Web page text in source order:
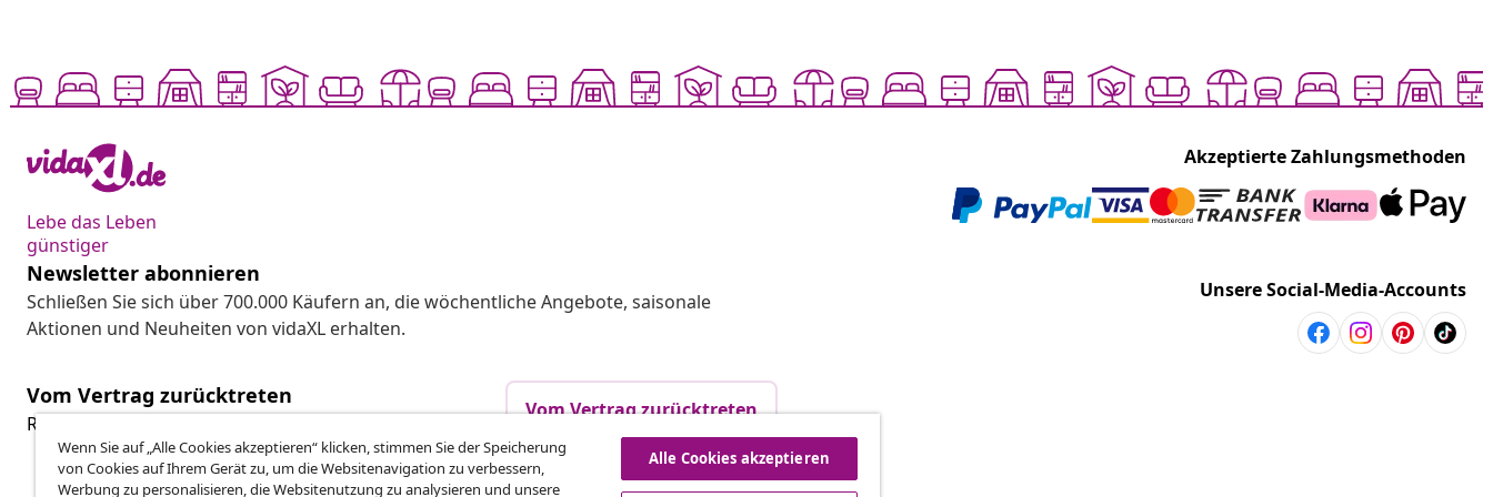
Lebe das Leben
günstiger
Akzeptierte Zahlungsmethoden
Newsletter abonnieren
Schließen Sie sich über 700.000 Käufern an, die wöchentliche Angebote, saisonale
Aktionen und Neuheiten von vidaXL erhalten.
Unsere Social-Media-Accounts
Vom Vertrag zurücktreten
Reiche einen Widerrufsantrag für deine Bestellung ein.
Vom Vertrag zurücktreten
Wenn Sie auf „Alle Cookies akzeptieren“ klicken, stimmen Sie der Speicherung
von Cookies auf Ihrem Gerät zu, um die Websitenavigation zu verbessern,
Werbung zu personalisieren, die Websitenutzung zu analysieren und unsere
Alle Cookies akzeptieren